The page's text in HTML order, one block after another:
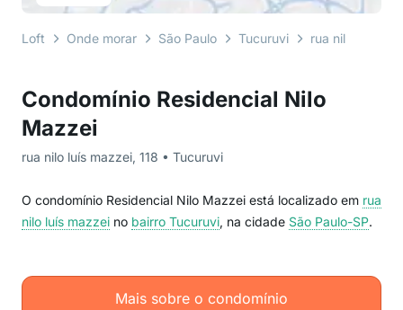
Condomínio Residencial Nilo
Mazzei
rua nilo luís mazzei, 118 • Tucuruvi
O condomínio Residencial Nilo Mazzei está localizado em rua
nilo luís mazzei no bairro Tucuruvi, na cidade São Paulo-SP.
Mais sobre o condomínio
Loft Onde morar São Paulo Tucuruvi rua nilo luís